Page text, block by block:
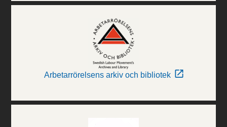
Arbetarrörelsens arkiv och bibliotek